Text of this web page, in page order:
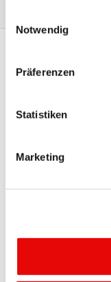
Notwendig
Präferenzen
Statistiken
Marketing
de PROTEC et
marché.
d'informations
Inscrivez-vous